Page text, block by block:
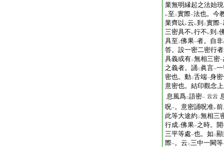
業無明縁起之法始
レ至 二實際一法也。今
業齊以 レ云 レ到 二實際一
三密具不 レ行不 レ到 二
具至 二佛果一者。自非
答。設一密二密行
具義或有二無相三密一
之義者。誦二 眞言一
密也。動二舌端一身
意密也。結印觀念
息風爲二語密一 云云
呪一。意密誦呪准レ
此等大途約 二無相三
行成二佛果一之時。開
三平等處一也。如 二
際一。云 二三中一闕等